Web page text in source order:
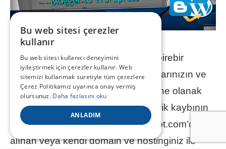
Blogger 301 Redirect, postlarınızı birebir
eşleyen ücretsiz bir eklentidir. Yazılarınızın ve
yorum feedlerinizin yönlendirilmesine olanak
sağlar. Bu işlem geçişten sonra trafik kaybının
önlenmesini sağlar. Eklenti blogspot.com’dan
alınan veya kendi domain ve hostinginiz ile
Bu web sitesi çerezler
kullanır
Bu web sitesi kullanıcı deneyimini
iyileştirmek için çerezler kullanır. Web
sitemizi kullanmak suretiyle tüm çerezlere
Çerez Politikamız uyarınca onay vermiş
olursunuz. Daha fazlasını oku
ANLADIM